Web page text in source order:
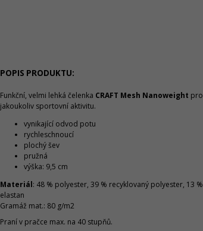
POPIS PRODUKTU:
Funkční, velmi lehká čelenka CRAFT Mesh Nanoweight pro
jakoukoliv sportovní aktivitu.
vynikající odvod potu
rychleschnoucí
plochý šev
pružná
výška: 9,5 cm
Materiál: 48 % polyester, 39 % recyklovaný polyester, 13 %
elastan
Gramáž mat.: 80 g/m2
Praní v pračce max. na 40 stupňů.